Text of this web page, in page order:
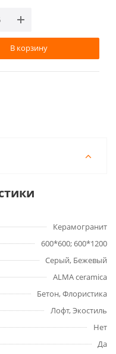
В корзину
Керамогранит
600*600; 600*1200
Серый, Бежевый
ALMA ceramica
Бетон, Флористика
Лофт, Экостиль
Нет
Да